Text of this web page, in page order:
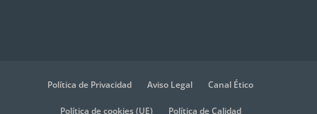
Política de Privacidad Aviso Legal Canal Ético
Política de cookies (UE) Política de Calidad